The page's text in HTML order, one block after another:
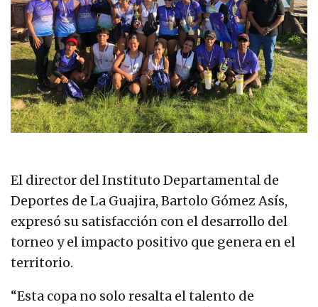
El director del Instituto Departamental de
Deportes de La Guajira, Bartolo Gómez Asís,
expresó su satisfacción con el desarrollo del
torneo y el impacto positivo que genera en el
territorio.
“Esta copa no solo resalta el talento de